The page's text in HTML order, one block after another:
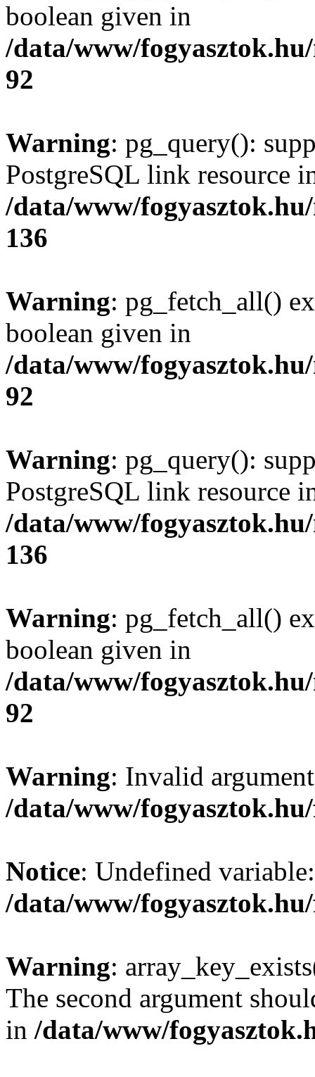
boolean given in
/data/www/
92
Warning: pg_query():
PostgreSQL link resource
/data/www/
136
Warning: pg_fetch_all()
boolean given in
/data/www/
92
Warning: pg_query():
PostgreSQL link resource
/data/www/
136
Warning: pg_fetch_all()
boolean given in
/data/www/
92
Warning: Invalid
/data/www/
Notice: Undefined
/data/www/
Warning:
The second argument
in /data/www/